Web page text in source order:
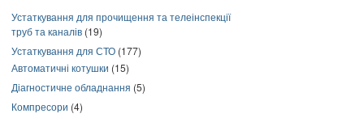
Устаткування для прочищення та телеінспекції
труб та каналів (19)
Устаткування для СТО (177)
Автоматичні котушки (15)
Діагностичне обладнання (5)
Компресори (4)